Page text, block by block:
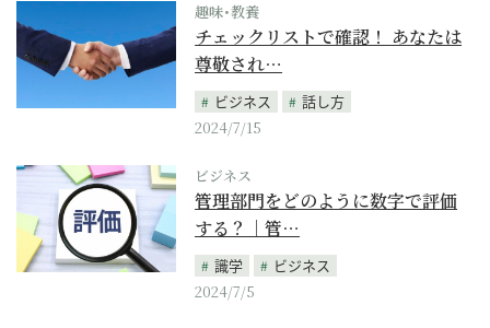
趣味･教養
チェックリストで確認！ あなたは
尊敬され…
ビジネス
話し方
2024/7/15
ビジネス
管理部門をどのように数字で評価
する？｜管…
識学
ビジネス
2024/7/5